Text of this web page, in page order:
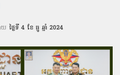
យ ថ្ងៃទី 4 ខែ ធ្នូ ឆ្នាំ 2024